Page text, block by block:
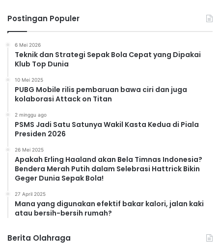
Postingan Populer
6 Mei 2026
Teknik dan Strategi Sepak Bola Cepat yang Dipakai
Klub Top Dunia
10 Mei 2025
PUBG Mobile rilis pembaruan bawa ciri dan juga
kolaborasi Attack on Titan
2 minggu ago
PSMS Jadi Satu Satunya Wakil Kasta Kedua di Piala
Presiden 2026
26 Mei 2025
Apakah Erling Haaland akan Bela Timnas Indonesia?
Bendera Merah Putih dalam Selebrasi Hattrick Bikin
Geger Dunia Sepak Bola!
27 April 2025
Mana yang digunakan efektif bakar kalori, jalan kaki
atau bersih-bersih rumah?
Berita Olahraga